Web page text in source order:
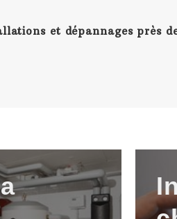
et dépannages près